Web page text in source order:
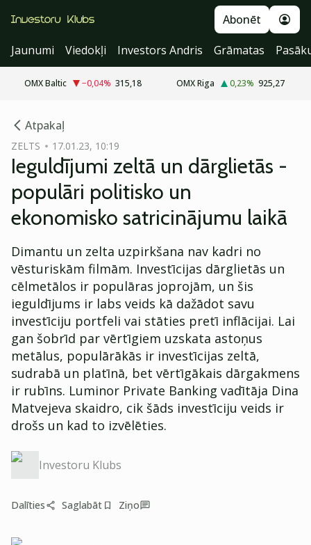
Abonēt
Jaunumi
Viedokļi Investors Andris Grāmatas
OMX Baltic −0,04% 315,18 OMX Riga 0,23% 925,27
Atpakaļ
ZELTS 17.01.23, 10:19
Ieguldījumi zeltā un dārglietās -
populāri politisko un
ekonomisko satricinājumu laikā
Dimantu un zelta uzpirkšana nav kadri no
vēsturiskām filmām. Investīcijas dārglietās un
cēlmetālos ir populāras joprojām, un šis
ieguldījums ir labs veids kā dažādot savu
investīciju portfeli vai stāties pretī inflācijai. Lai
gan šobrīd par vērtīgiem uzskata astoņus
metālus, populārākās ir investīcijas zeltā,
sudrabā un platīnā, bet vērtīgākais dārgakmens
ir rubīns. Luminor Private Banking vadītāja Dina
Matvejeva skaidro, cik šāds investīciju veids ir
drošs un kad to izvēlēties.
Investoru Klubs
Dalīties Saglabāt Ziņo